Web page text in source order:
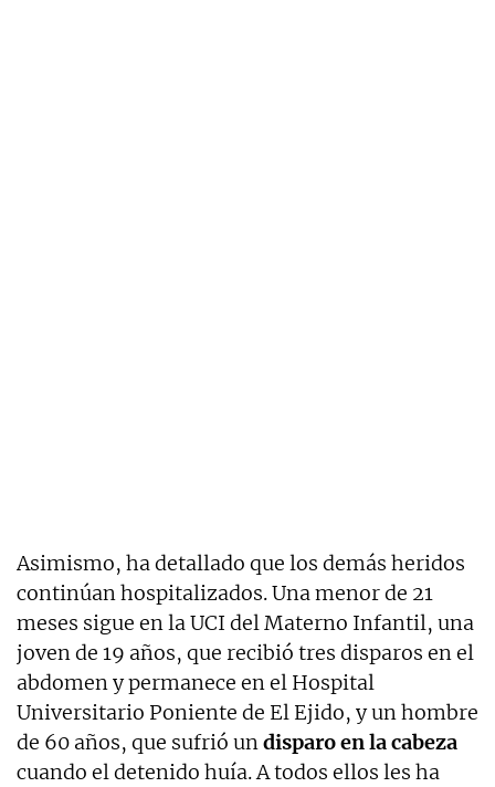
Asimismo, ha detallado que los demás heridos
continúan hospitalizados. Una menor de 21
meses sigue en la UCI del Materno Infantil, una
joven de 19 años, que recibió tres disparos en el
abdomen y permanece en el Hospital
Universitario Poniente de El Ejido, y un hombre
de 60 años, que sufrió undisparo en la cabeza
cuando el detenido huía. A todos ellos les ha